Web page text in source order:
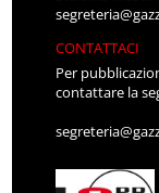
CONTATTACI
Per
contattare la